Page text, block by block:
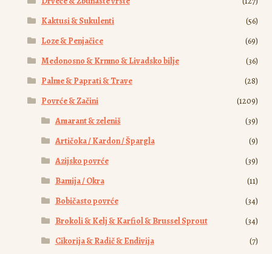
Kaktusi & Sukulenti
(56)
Loze & Penjačice
(69)
Medonosno & Krmno & Livadsko bilje
(36)
Palme & Paprati & Trave
(28)
Povrće & Začini
(1209)
Amarant & zeleniš
(39)
Artičoka / Kardon / Špargla
(9)
Azijsko povrće
(39)
Bamija / Okra
(11)
Bobičasto povrće
(34)
Brokoli & Kelj & Karfiol & Brussel Sprout
(34)
Cikorija & Radič & Endivija
(7)